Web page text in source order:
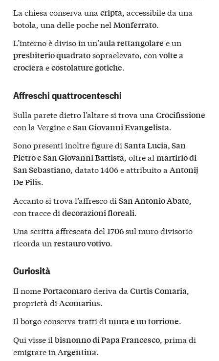
La chiesa conserva una cripta, accessibile da una
botola, una delle poche nel Monferrato.
L’interno è diviso in un’aula rettangolare e un
presbiterio quadratosopraelevato, con volte a
crocieraecostolature gotiche.
Affreschi quattrocenteschi
Sulla parete dietro l’altare si trova una Crocifissione
con la Vergine eSan Giovanni Evangelista.
Sono presenti inoltre figure di Santa Lucia, San
Pietro e San Giovanni Battista, oltre al martirio di
San Sebastiano, datato 1406 e attribuito a Antonij
De Pilis.
Accanto si trova l’affresco di San Antonio Abate,
con tracce di decorazioni floreali.
Una scritta affrescata del 1706sul muro divisorio
ricorda un restauro votivo.
Curiosità
Il nomePortacomaroderiva da Curtis Comaria
proprietà di Acomarius
Il borgo conserva tratti di mura e un torrione.
Qui visse il bisnonno di Papa Francesco, prima di
emigrare in Argentina.